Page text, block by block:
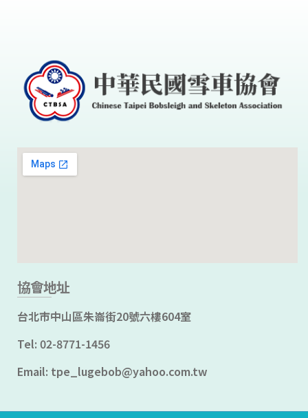
協會地址
台北市中山區朱崙街20號六樓604室
Tel: 02-8771-1456
Email: tpe_lugebob@yahoo.com.tw